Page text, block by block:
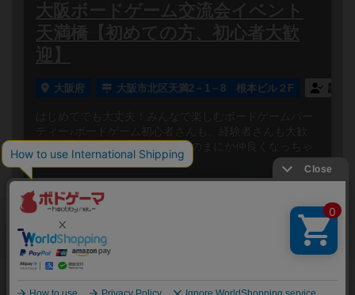
大阪ボードゲーム交流会イベント
天満橋【初めての方、初心者大歓
迎】
大阪府 大阪市北区天満2－1－8 根本ビル２F 誰で
はじめてでも大丈夫！みんなで楽しむボードゲームパー
ティー♪ボードゲーム初心者さんも、経験者さんも大歓
迎！笑って、しゃべって、いつのまにか仲良くなっちゃ
う✨みんなでワ...
閉じる
ボードゲームのプレイ履歴を記録し
自分のデータを管理しませんか？
約75,000人 がボドゲーマを利用中！